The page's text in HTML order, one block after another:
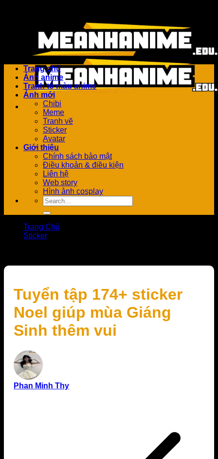
Trang chủ
Ảnh anime
Tranh tô màu anime
Ảnh mới
Chibi
Meme
Tranh vẽ
Sticker
Avatar
Giới thiệu
Chính sách bảo mật
Điều khoản & điều kiện
Liên hệ
Web story
Hình ảnh cosplay
Trang Chủ
Sticker
Tuyển tập 174+ sticker
Noel giúp mùa Giáng
Sinh thêm vui
Phan Minh Thy